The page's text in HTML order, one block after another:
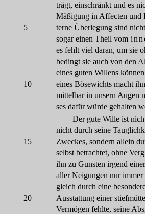
trägt, einschränkt und es
Mäßigung in Affecten und
5
terne Überlegung sind nicht
sogar einen Theil vom
es fehlt viel daran, um sie
bedingt sie auch von den
eines guten Willens können
10
eines Bösewichts macht ihn
mittelbarin unsern Augen
ses dafür würde gehalten
Der gute Wille ist
nicht durch seine
15
Zweckes, sondern allein
selbst betrachtet, ohne
ihn zu Gunsten irgend einer
aller Neigungen nur immer
gleich durch eine
20
Ausstattung einer
Vermögen fehlte, seine